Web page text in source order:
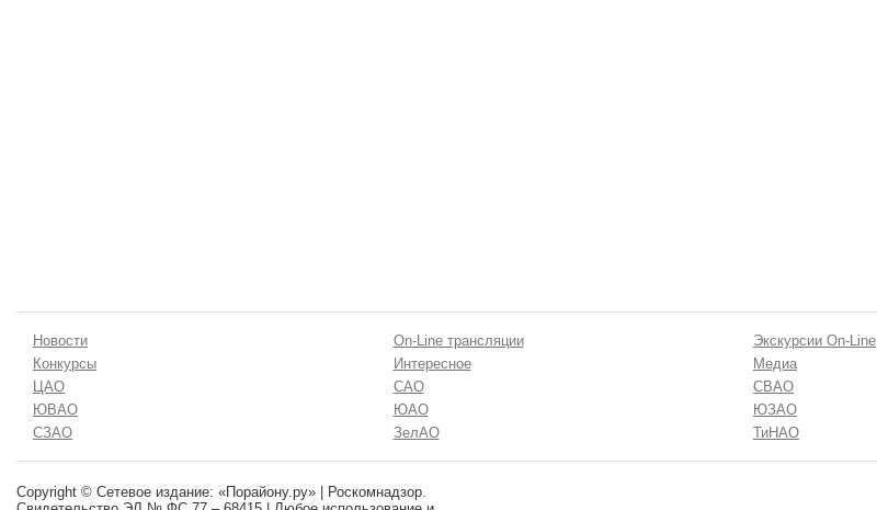
Новости On-Line трансляции Экскурсии On-Line
Конкурсы
Интересное Медиа
ЦАО
САО СВАО
ЮВАО
ЮАО ЮЗАО
СЗАО
ЗелАО ТиНАО
Copyright © Сетевое издание: «Порайону.ру» | Роскомнадзор.